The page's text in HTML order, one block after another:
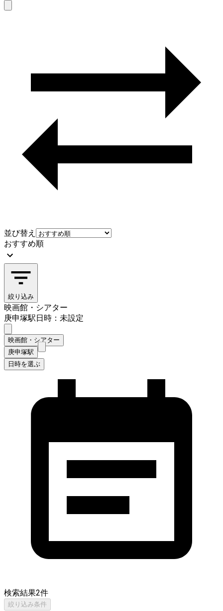
並び替え
おすすめ順
絞り込み
映画館・シアター
庚申塚駅日時：未設定
映画館・シアター
庚申塚駅
日時を選ぶ
検索結果2件
絞り込み条件